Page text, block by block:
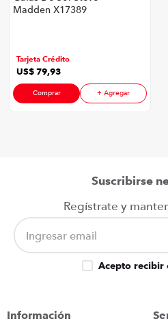
Madden X17389
Tarjeta Crédito
US$79,93
Comprar + Agregar
Suscribirse
Regístrate y
Acepto recibir
Información